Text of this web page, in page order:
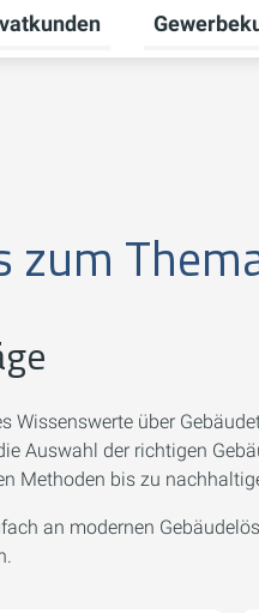
Untermenü
Wissenswerte über
Auswahl der richtigen
Methoden bis zu
an modernen